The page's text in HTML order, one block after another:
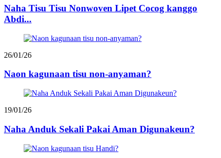
Naha Tisu Tisu Nonwoven Lipet Cocog kanggo
Abdi...
26/01/26
Naon kagunaan tisu non-anyaman?
19/01/26
Naha Anduk Sekali Pakai Aman Digunakeun?